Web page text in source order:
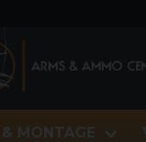
MONTAGE